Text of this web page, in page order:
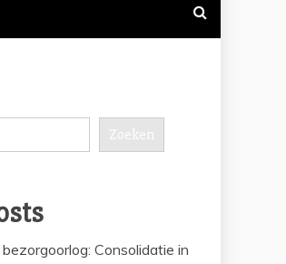
Zoeken
Consolidatie in